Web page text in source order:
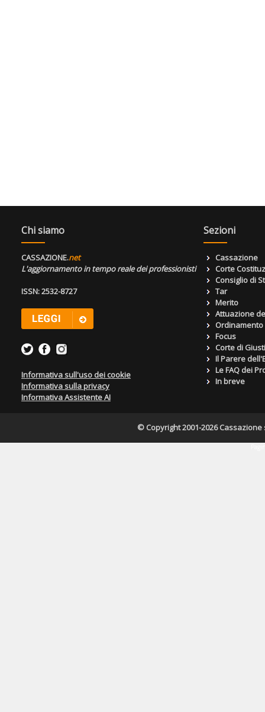
Chi siamo
CASSAZIONE.net
L'aggiornamento in tempo reale dei professionisti
ISSN: 2532-8727
Informativa sull'uso dei cookie
Informativa sulla privacy
Informativa Assistente AI
Sezioni
Cassazione
Corte
Consiglio di
Tar
Merito
Attuazione
Focus
Corte di
Il Parere
Le FAQ dei
In breve
© Copyright 2001-2026 Cassazione